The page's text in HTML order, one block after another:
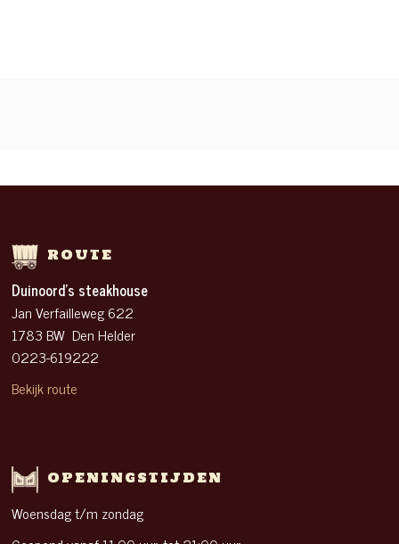
ROUTE
Duinoord’s steakhouse
Jan Verfailleweg 622
1783 BW Den Helder
0223-619222
Bekijk route
OPENINGSTIJDEN
Woensdag t/m zondag